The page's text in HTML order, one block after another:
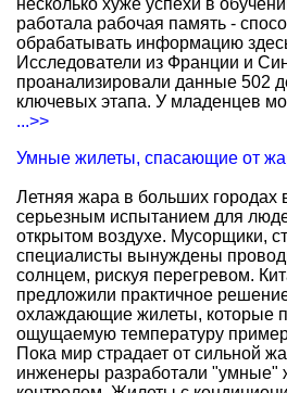
несколько хуже успехи в
работала рабочая память -
обрабатывать информацию
Исследователи из Франции и
проанализировали данные 502
ключевых этапа. У младенцев
...>>
Умные жилеты, спасающие от
Летняя жара в больших городах
серьезным испытанием для
открытом воздухе. Мусорщики,
специалисты вынуждены
солнцем, рискуя перегревом.
предложили практичное
охлаждающие жилеты, которые
ощущаемую температуру
Пока мир страдает от сильной
инженеры разработали "умные"